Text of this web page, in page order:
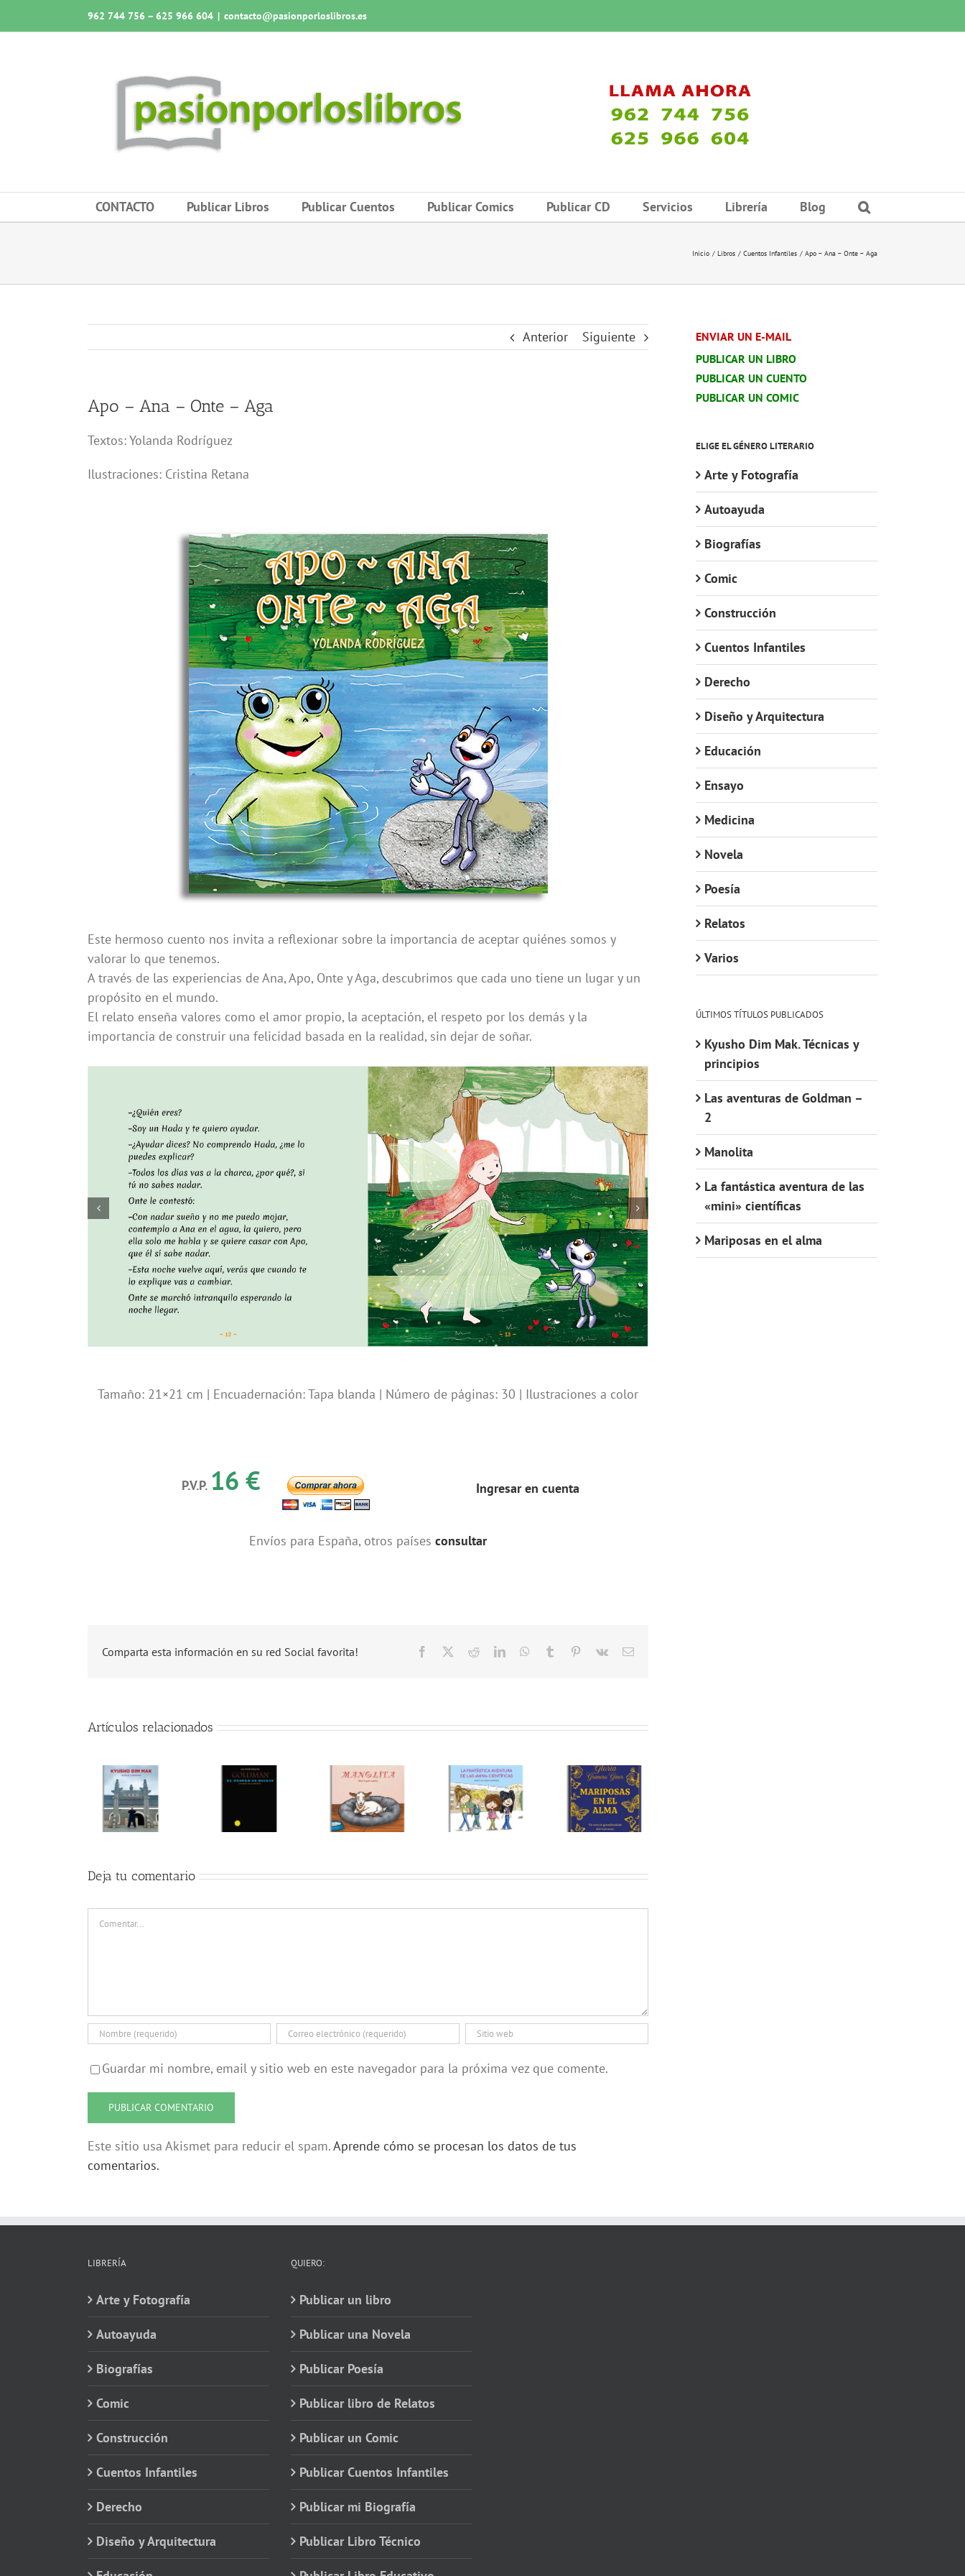
al
962 744 756 – 625 966 604 | contacto@pasionporloslibros.es
CONTACTO Publicar Libros Publicar Cuentos Publicar Comics Publicar CD Servicios Librería Blog
Inicio Libros Cuentos Infantiles Apo – Ana – Onte – Aga
Anterior Siguiente
Apo – Ana – Onte – Aga
Textos: Yolanda Rodríguez
Ilustraciones: Cristina Retana
Este hermoso cuento nos invita a reflexionar sobre la importancia de aceptar quiénes somos y
valorar lo que tenemos.
A través de las experiencias de Ana, Apo, Onte y Aga, descubrimos que cada uno tiene un lugar y un
propósito en el mundo.
El relato enseña valores como el amor propio, la aceptación, el respeto por los demás y la
importancia de construir una felicidad basada en la realidad, sin dejar de soñar.
Tamaño: 21×21 cm | Encuadernación: Tapa blanda | Número de páginas: 30 | Ilustraciones a color
P.V.P. 16 € Ingresar en cuenta
Envíos para España, otros países consultar
Comparta esta información en su red Social favorita! Facebook RedditLinkedInWhatsApp
Tumblr Pinterest
Vk
Correo
Artículos relacionados
Deja tu comentario
Comentar
Guardar mi nombre, email y sitio web en este navegador para la próxima vez que comente.
Este sitio usa Akismet para reducir el spam.Aprende cómo se procesan los datos de tus
comentarios.
ENVIAR UN E-MAIL
PUBLICAR UN LIBRO
PUBLICAR UN CUENTO
PUBLICAR UN COMIC
ELIGE EL GÉNERO LITERARIO
Arte y Fotografía
Autoayuda
Biografías
Comic
Construcción
Cuentos Infantiles
Derecho
Diseño y Arquitectura
Educación
Ensayo
Medicina
Novela
Poesía
Relatos
Varios
ÚLTIMOS TÍTULOS PUBLICADOS
Kyusho Dim Mak. Técnicas y
principios
Las aventuras de Goldman –
2
Manolita
La fantástica aventura de las
«mini» científicas
Mariposas en el alma
LIBRERÍA
Arte y Fotografía
Autoayuda
Biografías
Comic
Construcción
Cuentos Infantiles
Derecho
Diseño y Arquitectura
QUIERO:
Publicar un libro
Publicar una Novela
Publicar Poesía
Publicar libro de Relatos
Publicar un Comic
Publicar Cuentos Infantiles
Publicar mi Biografía
Publicar Libro Técnico